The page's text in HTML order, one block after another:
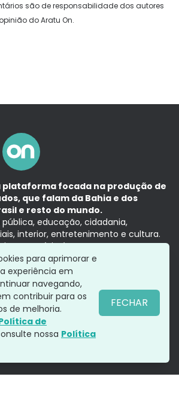
são de responsabilidade dos autores
do Aratu On.
plataforma focada na produção de
que falam da Bahia e dos
e resto do mundo.
educação, cidadania,
interior, entretenimento e cultura.
e a notícia é no tempo presente,
do Grupo Aratu.
de privacidade
para aprimorar e
experiência em
navegando,
contribuir para os
de melhoria.
de
nossa Política
FECHAR